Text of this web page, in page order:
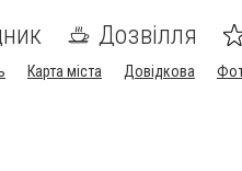
Дозвілля
Карта міста Довідкова